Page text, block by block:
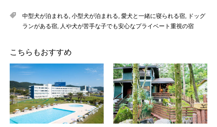
中型犬が泊まれる 小型犬が泊まれる 愛犬と一緒に寝られる宿
ドッグ
ランがある宿
人や犬が苦手な子でも安心なプライベート重視の宿
こちらもおすすめ